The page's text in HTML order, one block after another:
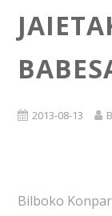
2013-08-13
Bilboko